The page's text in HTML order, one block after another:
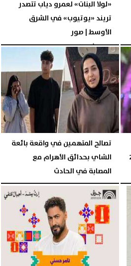
«لولا البنات» لعمرو دياب تتصدر
تريند «يوتيوب» في الشرق
الأوسط | صور
السبت، 1 أغسطس 2026 02:41 مـ
تصالح المتهمين في واقعة بائعة
الشاي بحدائق الأهرام مع
المصابة في الحادث
الخميس، 30 يوليو 2026 06:37 مـ